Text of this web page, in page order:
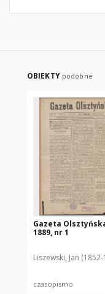
OBIEKTY podobne
Gazeta
1889, nr 1
Liszewski, Jan (1852-
czasopismo